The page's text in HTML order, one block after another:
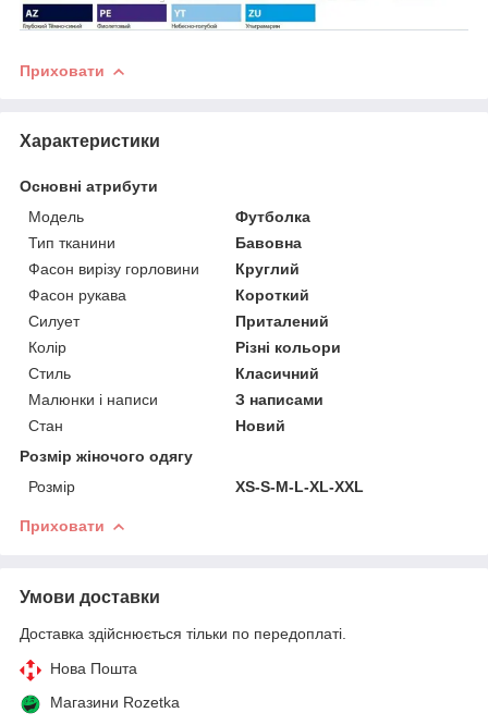
Приховати
Характеристики
Основні атрибути
Модель
Футболка
Тип тканини
Бавовна
Фасон вирізу горловини
Круглий
Фасон рукава
Короткий
Силует
Приталений
Колір
Різні кольори
Стиль
Класичний
Малюнки і написи
З написами
Стан
Новий
Розмір жіночого одягу
Розмір
XS-S-M-L-XL-XXL
Приховати
Умови доставки
Доставка здійснюється тільки по передоплаті.
Нова Пошта
Магазини Rozetka